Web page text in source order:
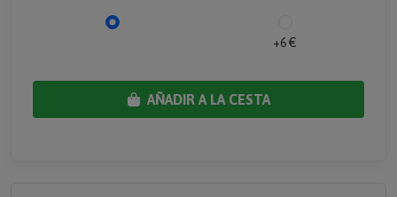
+6 €
AÑADIR A LA CESTA